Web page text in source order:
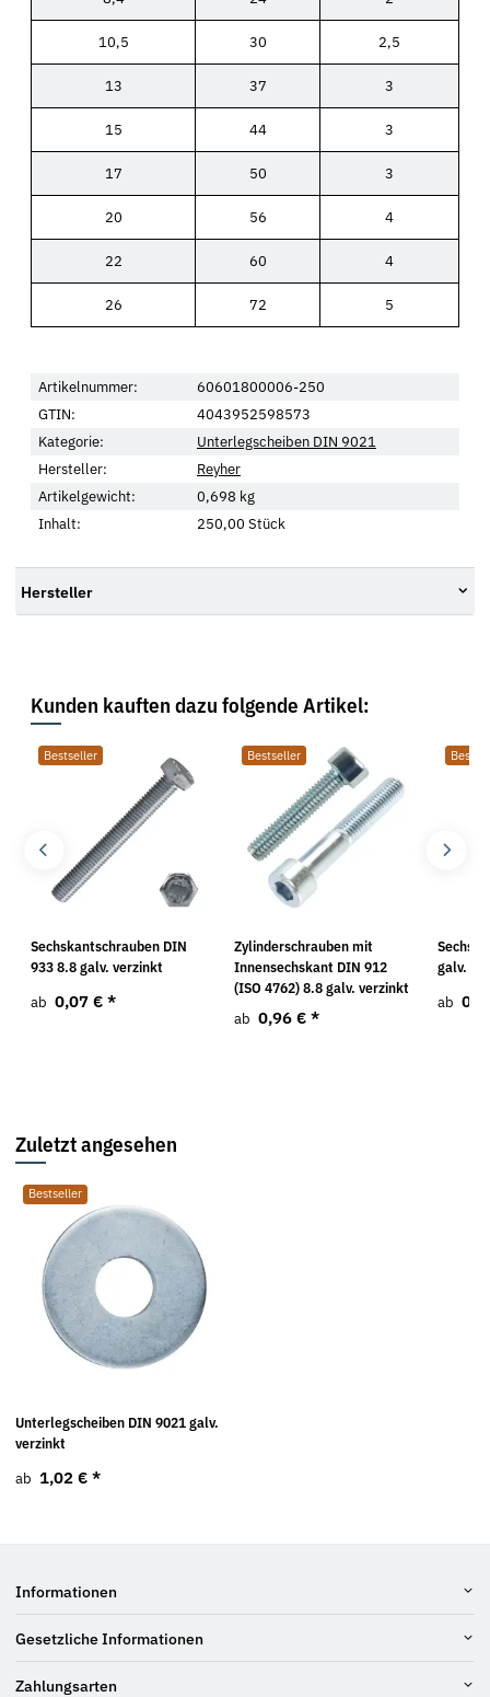
10,5 30 2,5
13 37 3
15 44 3
17 50 3
20 56 4
22 60 4
26 72 5
Artikelnummer:
60601800006-250
GTIN:
4043952598573
Kategorie:
Unterlegscheiben DIN 9021
Hersteller:
Reyher
Artikelgewicht:
0,698 kg
Inhalt:
250,00 Stück
Hersteller
Kunden kauften dazu folgende Artikel:
Bestseller
Sechskantschrauben DIN
933 8.8 galv. verzinkt
ab 0,07 € *
Bestseller
Zylinderschrauben mit
Innensechskant DIN 912
(ISO 4762) 8.8 galv. verzinkt
ab 0,96 € *
galv.
ab
Zuletzt angesehen
Bestseller
Unterlegscheiben DIN 9021 galv.
verzinkt
ab 1,02 € *
Informationen
Gesetzliche Informationen
Zahlungsarten